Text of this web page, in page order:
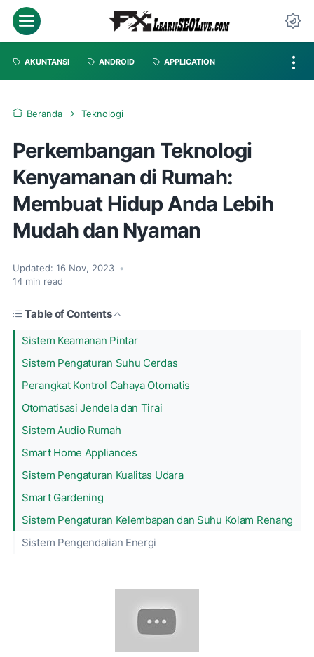
AKUNTANSI ANDROID APPLICATION
Beranda Teknologi
Perkembangan Teknologi
Kenyamanan di Rumah:
Membuat Hidup Anda Lebih
Mudah dan Nyaman
Updated: 16 Nov, 2023 •
14 min read
Table of Contents
Sistem Keamanan Pintar
Sistem Pengaturan Suhu Cerdas
Perangkat Kontrol Cahaya Otomatis
Otomatisasi Jendela dan Tirai
Sistem Audio Rumah
Smart Home Appliances
Sistem Pengaturan Kualitas Udara
Smart Gardening
Sistem Pengaturan Kelembapan dan Suhu Kolam Renang
Sistem Pengendalian Energi